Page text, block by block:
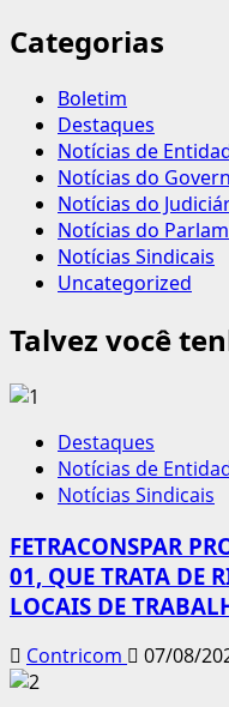
Categorias
Boletim
Destaques
Notícias de
Notícias do
Notícias do
Notícias do
Notícias Sindicais
Uncategorized
Talvez você
Destaques
Notícias de
Notícias Sindicais
FETRACONSPAR
01, QUE TRATA DE
LOCAIS DE
Contricom 07/08/